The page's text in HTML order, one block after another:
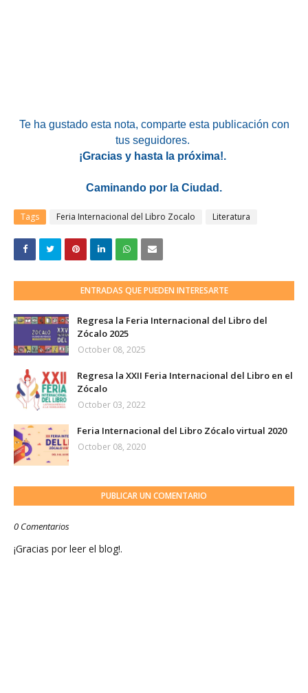
Te ha gustado esta nota, comparte esta publicación con
tus seguidores.
¡Gracias y hasta la próxima!.
Caminando por la Ciudad.
Tags Feria Internacional del Libro Zocalo Literatura
ENTRADAS QUE PUEDEN INTERESARTE
Regresa la Feria Internacional del Libro del
Zócalo 2025
October 08, 2025
Regresa la XXII Feria Internacional del Libro en el
Zócalo
October 03, 2022
Feria Internacional del Libro Zócalo virtual 2020
October 08, 2020
PUBLICAR UN COMENTARIO
0 Comentarios
¡Gracias por leer el blog!.